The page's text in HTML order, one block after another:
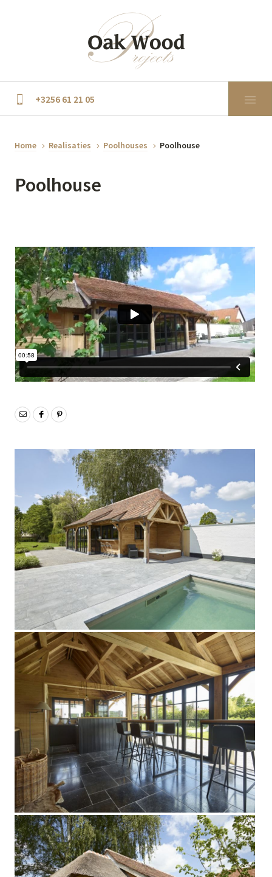
+3256 61 21 05
Home Realisaties Poolhouses Poolhouse
Poolhouse